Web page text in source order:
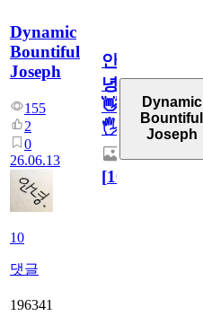
Dynamic
Bountiful
Joseph
155
2
0
26.06.13
10
댓글
안
녕
👋
🖐
[10
Dynamic
Bountiful
Joseph
196341